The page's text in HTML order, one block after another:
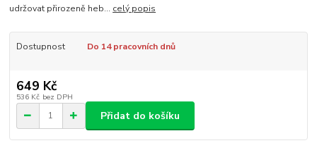
udržovat přirozeně heb... celý popis
Dostupnost Do 14 pracovních dnů
649 Kč
536 Kč bez DPH
Přidat do košíku